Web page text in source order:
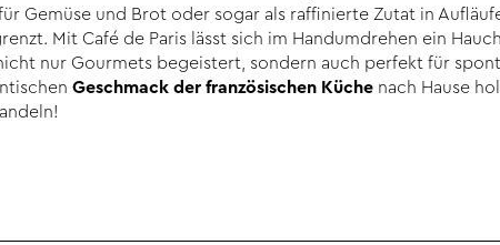
Gemüse und Brot oder sogar als raffinierte Zutat in
Mit Café de Paris lässt sich im Handumdrehen ein
nur Gourmets begeistert, sondern auch perfekt für
Geschmack der französischen Küche nach Hause